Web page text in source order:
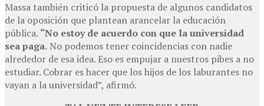
Massa también criticó la propuesta de algunos candidatos
de la oposición que plantean arancelar la educación
pública. “No estoy de acuerdo con que la universidad
sea paga. No podemos tener coincidencias con nadie
alrededor de esa idea. Eso es empujar a nuestros pibes a no
estudiar. Cobrar es hacer que los hijos de los laburantes no
vayan a la universidad”, afirmó.